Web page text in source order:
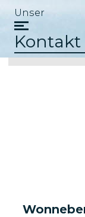
Unser
Kontakt